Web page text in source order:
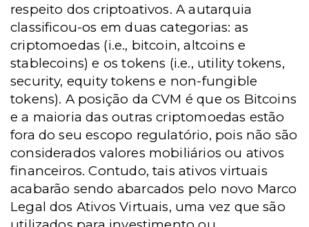
respeito dos criptoativos. A autarquia
classificou-os em duas categorias: as
criptomoedas (i.e., bitcoin, altcoins e
stablecoins) e os tokens (i.e., utility tokens,
security, equity tokens e non-fungible
tokens). A posição da CVM é que os Bitcoins
e a maioria das outras criptomoedas estão
fora do seu escopo regulatório, pois não são
considerados valores mobiliários ou ativos
financeiros. Contudo, tais ativos virtuais
acabarão sendo abarcados pelo novo Marco
Legal dos Ativos Virtuais, uma vez que são